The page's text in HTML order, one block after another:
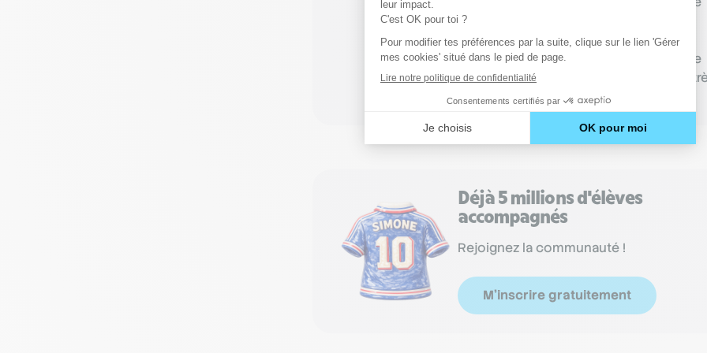
d’accident est très fort sur l’autoroute. Si les
conducteurs ne peuvent pallier tous les risques, il
existe toutefois des dispositifs d’aide à la conduite
comme ledétecteur de fatigue
qui peuvent être
utiles. Pensez-y !
Déjà 5 millions d'élèves
accompagnés
Rejoignez la communauté !
M'inscrire gratuitement